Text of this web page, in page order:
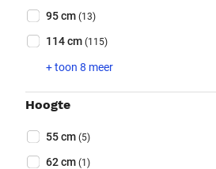
95 cm (13)
114 cm (115)
+ toon 8 meer
Hoogte
Hoogte (Optioneel)
55 cm (5)
62 cm (1)